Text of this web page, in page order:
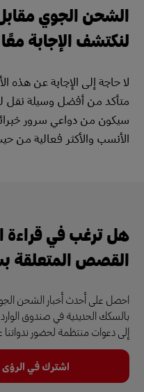
الشحن الجوي
لنكتشف الإجابة معًا
لا حاجة إلى الإجابة عن هذه
متأكد من أفضل وسيلة نقل
سيكون من دواعي سرور
الأنسب والأكثر فعالية من
هل ترغب في قراءة
القصص المتعلقة
احصل على أحدث أخبار الشحن
بالسكك الحديدية في صندوق
إلى دعوات منتظمة لحضور ندواتنا
اشترك في الرؤى